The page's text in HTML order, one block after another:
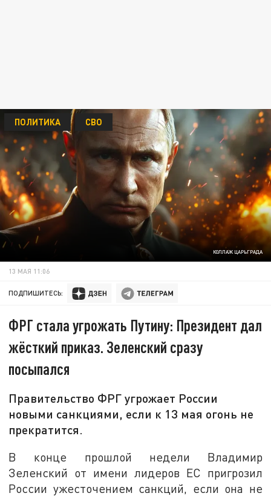
КОЛЛАЖ ЦАРЬГРАДА
ПОЛИТИКА СВО
13 МАЯ 11:06
ПОДПИШИТЕСЬ:
ФРГ стала угрожать Путину: Президент дал
жёсткий приказ. Зеленский сразу
посыпался
Правительство ФРГ угрожает России
новыми санкциями, если к 13 мая огонь не
прекратится.
В конце прошлой недели Владимир
Зеленский от имени лидеров ЕС пригрозил
России ужесточением санкций, если она не